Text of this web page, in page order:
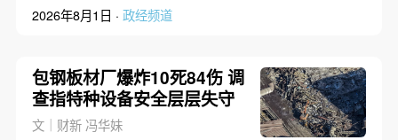
2026年8月1日 · 政经频道
包钢板材厂爆炸10死84伤 调
查指特种设备安全层层失守
文｜财新 冯华妹